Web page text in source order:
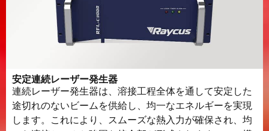
安定連続レーザー発生器
連続レーザー発生器は、溶接工程全体を通して安定した
途切れのないビームを供給し、均一なエネルギーを実現
します。これにより、スムーズな熱入力が確保され、均